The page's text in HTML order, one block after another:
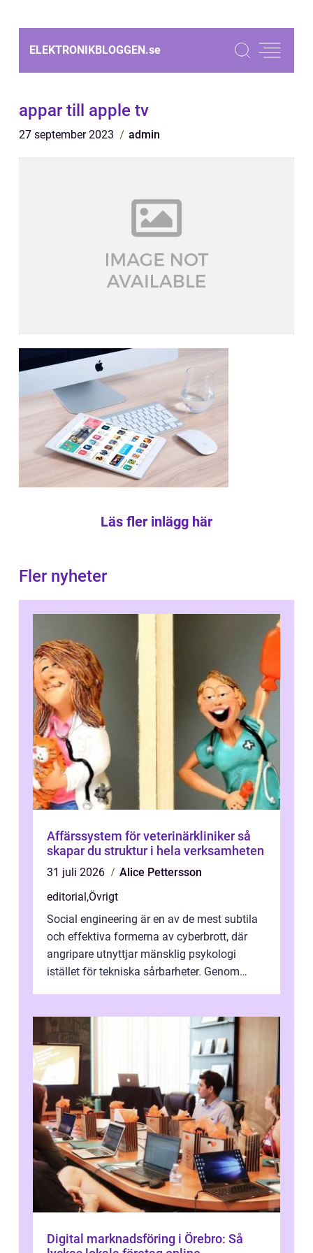
ELEKTRONIKBLOGGEN.se
appar till apple tv
27 september 2023 admin
Läs fler inlägg här
Fler nyheter
Affärssystem för veterinärkliniker så
skapar du struktur i hela verksamheten
31 juli 2026
Alice Pettersson
editorial,Övrigt
Social engineering är en av de mest subtila
och effektiva formerna av cyberbrott, där
angripare utnyttjar mänsklig psykologi
istället för tekniska sårbarheter. Genom
Digital marknadsföring i Örebro: Så